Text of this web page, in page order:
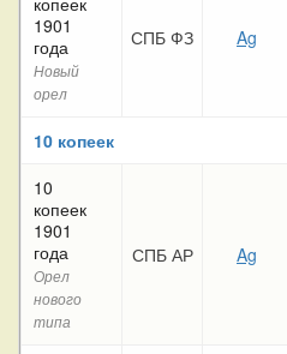
1901
года
Новый
орел
СПБ ФЗ Ag
10 копеек
10
копеек
1901
года
Орел
нового
типа
СПБ АР Ag